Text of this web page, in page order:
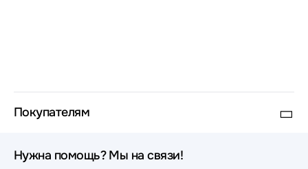
Покупателям
Нужна помощь? Мы на связи!